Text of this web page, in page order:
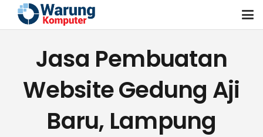
Jasa Pembuatan
Website Gedung Aji
Baru, Lampung